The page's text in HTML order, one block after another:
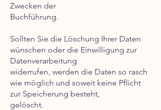
Zwecken der
Buchführung.
Sollten Sie die Löschung Ihrer Daten
wünschen oder die Einwilligung zur
Datenverarbeitung
widerrufen, werden die Daten so rasch
wie möglich und soweit keine Pflicht
zur Speicherung besteht,
gelöscht.